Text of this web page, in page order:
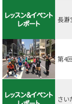
長瀞
第4
さい